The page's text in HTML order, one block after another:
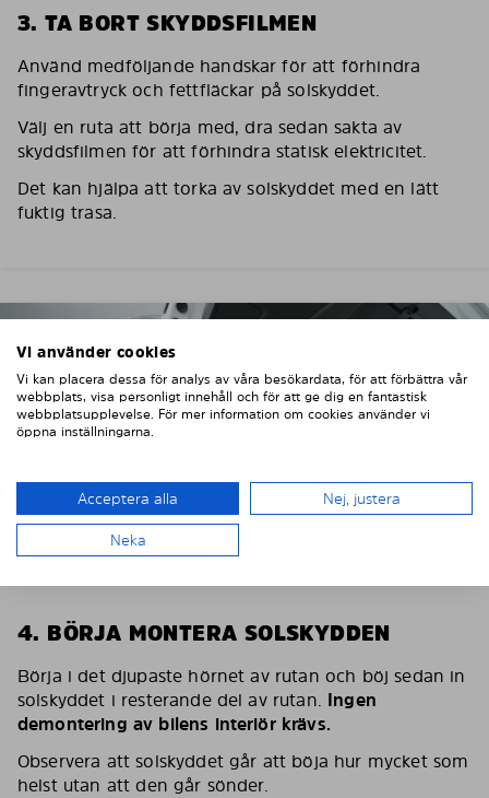
3. TA BORT SKYDDSFILMEN
Använd medföljande handskar för att förhindra
fingeravtryck och fettfläckar på solskyddet.
Välj en ruta att börja med, dra sedan sakta av
skyddsfilmen för att förhindra statisk elektricitet.
Det kan hjälpa att torka av solskyddet med en lätt
fuktig trasa.
4. BÖRJA MONTERA SOLSKYDDEN
Börja i det djupaste hörnet av rutan och böj sedan in
solskyddet i resterande del av rutan. Ingen
demontering av bilens interiör krävs.
Observera att solskyddet går att böja hur mycket som
helst utan att den går sönder.
Vi använder cookies
Vi kan placera dessa för analys av våra besökardata, för att förbättra vår
webbplats, visa personligt innehåll och för att ge dig en fantastisk
webbplatsupplevelse. För mer information om cookies använder vi
öppna inställningarna.
Acceptera alla Nej, justera
Neka